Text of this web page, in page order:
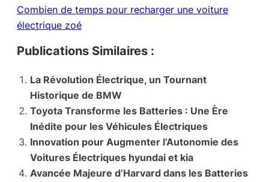
Combien de temps pour recharger une voiture
électrique zoé
Publications Similaires :
La Révolution Électrique, un Tournant
Historique de BMW
Toyota Transforme les Batteries : Une Ère
Inédite pour les Véhicules Électriques
Innovation pour Augmenter l’Autonomie des
Voitures Électriques hyundai et kia
Avancée Majeure d’Harvard dans les Batteries